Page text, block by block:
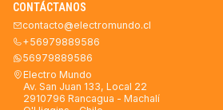
CONTÁCTANOS
contacto@electromundo.cl
+56979889586
56979889586
Electro Mundo
Av. San Juan 133, Local 22
2910796 Rancagua - Machalí